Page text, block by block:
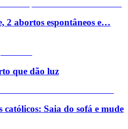
2 abortos espontâneos e…
que dão luz
Saia do sofá e mude